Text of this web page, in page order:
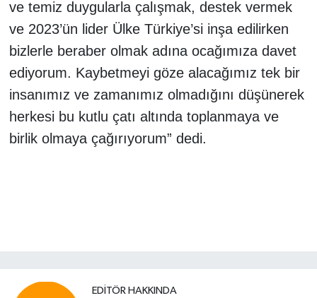
ve temiz duygularla çalışmak, destek vermek
ve 2023’ün lider Ülke Türkiye’si inşa edilirken
bizlerle beraber olmak adına ocağımıza davet
ediyorum. Kaybetmeyi göze alacağımız tek bir
insanımız ve zamanımız olmadığını düşünerek
herkesi bu kutlu çatı altında toplanmaya ve
birlik olmaya çağırıyorum” dedi.
EDITÖR HAKKINDA